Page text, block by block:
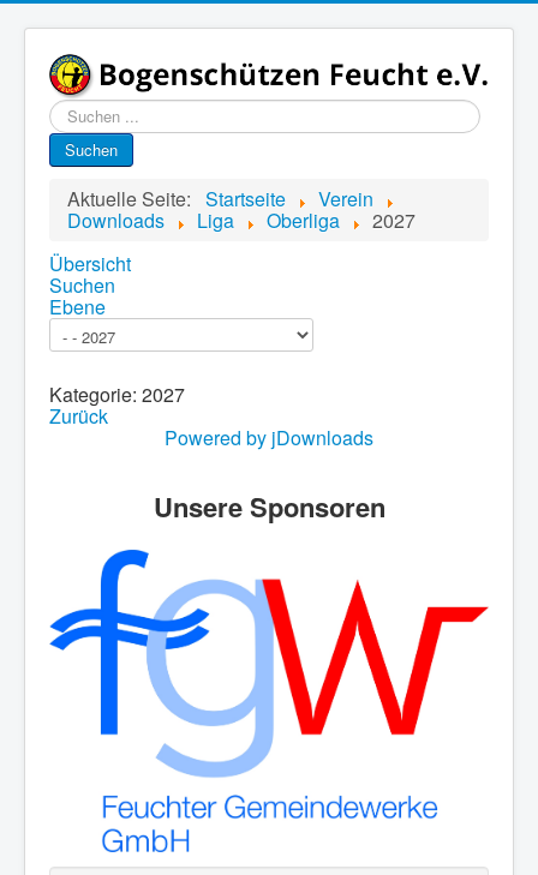
Suchen
...
Suchen
Aktuelle Seite: Startseite Verein
Downloads Liga Oberliga
2027
Übersicht
Suchen
Ebene
Kategorie: 2027
Zurück
Powered by jDownloads
Unsere Sponsoren